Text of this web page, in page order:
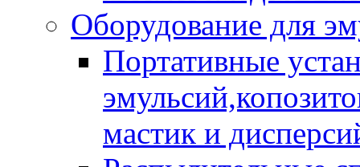
Оборудование для
Портативные
мастик и